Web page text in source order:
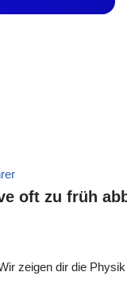
oft zu früh
zeigen dir die